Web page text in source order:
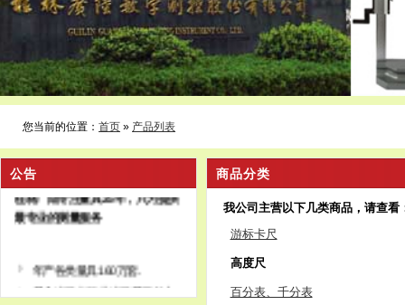
您当前的位置： 首页 » 产品列表
公告
桂林广陆专注量具25年，只为提供
最专业的测量服务
年产各类量具160万套.
量个出口占行业出口量三分之
商品分类
我公司主营以下几类商品，请查看
游标卡尺
高度尺
百分表、千分表